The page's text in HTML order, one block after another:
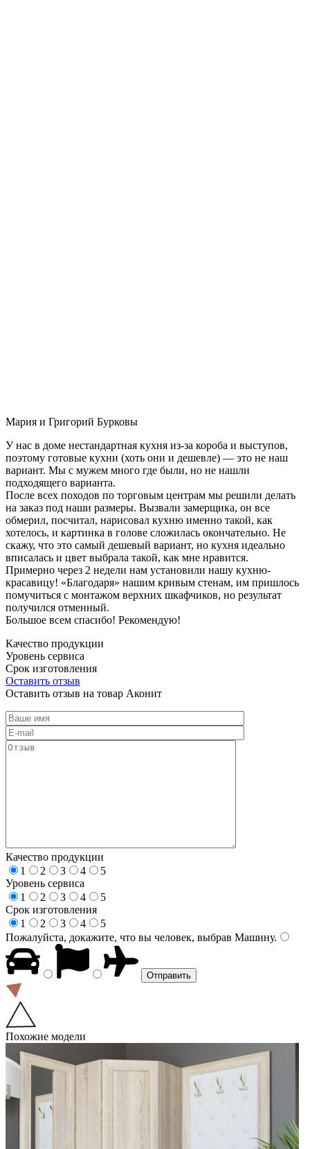
Мария и Григорий Бурковы
У нас в доме нестандартная кухня из-за короба и выступов,
поэтому готовые кухни (хоть они и дешевле) — это не наш
вариант. Мы с мужем много где были, но не нашли
подходящего варианта.
После всех походов по торговым центрам мы решили делать
на заказ под наши размеры. Вызвали замерщика, он все
обмерил, посчитал, нарисовал кухню именно такой, как
хотелось, и картинка в голове сложилась окончательно. Не
скажу, что это самый дешевый вариант, но кухня идеально
вписалась и цвет выбрала такой, как мне нравится.
Примерно через 2 недели нам установили нашу кухню-
красавицу! «Благодаря» нашим кривым стенам, им пришлось
помучиться с монтажом верхних шкафчиков, но результат
получился отменный.
Большое всем спасибо! Рекомендую!
Качество продукции
Уровень сервиса
Срок изготовления
Оставить отзыв
Оставить отзыв на товар Аконит
Качество продукции
1
2 3 4
5
Уровень сервиса
1
2 3 4
5
Срок изготовления
1
2 3 4
5
Пожалуйста, докажите, что вы человек, выбрав Машину.
Похожие модели